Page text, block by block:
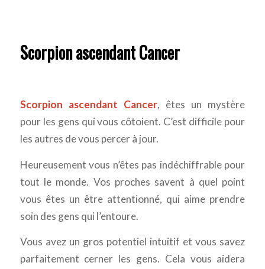
Scorpion ascendant Cancer
Scorpion ascendant Cancer, êtes un mystère
pour les gens qui vous côtoient. C’est difficile pour
les autres de vous percer à jour.
Heureusement vous n’êtes pas indéchiffrable pour
tout le monde. Vos proches savent à quel point
vous êtes un être attentionné, qui aime prendre
soin des gens qui l’entoure.
Vous avez un gros potentiel intuitif et vous savez
parfaitement cerner les gens. Cela vous aidera